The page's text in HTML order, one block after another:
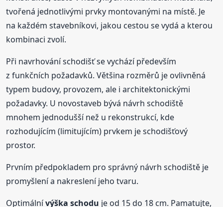
tvořená jednotlivými prvky montovanými na místě. Je
na každém stavebníkovi, jakou cestou se vydá a kterou
kombinaci zvolí.
Při navrhování schodišť se vychází především
z funkčních požadavků. Většina rozměrů je ovlivněná
typem budovy, provozem, ale i architektonickými
požadavky. U novostaveb bývá návrh schodiště
mnohem jednodušší než u rekonstrukcí, kde
rozhodujícím (limitujícím) prvkem je schodišťový
prostor.
Prvním předpokladem pro správný návrh schodiště je
promyšlení a nakreslení jeho tvaru.
Optimálnívýška schodu je od 15 do 18 cm. Pamatujte,